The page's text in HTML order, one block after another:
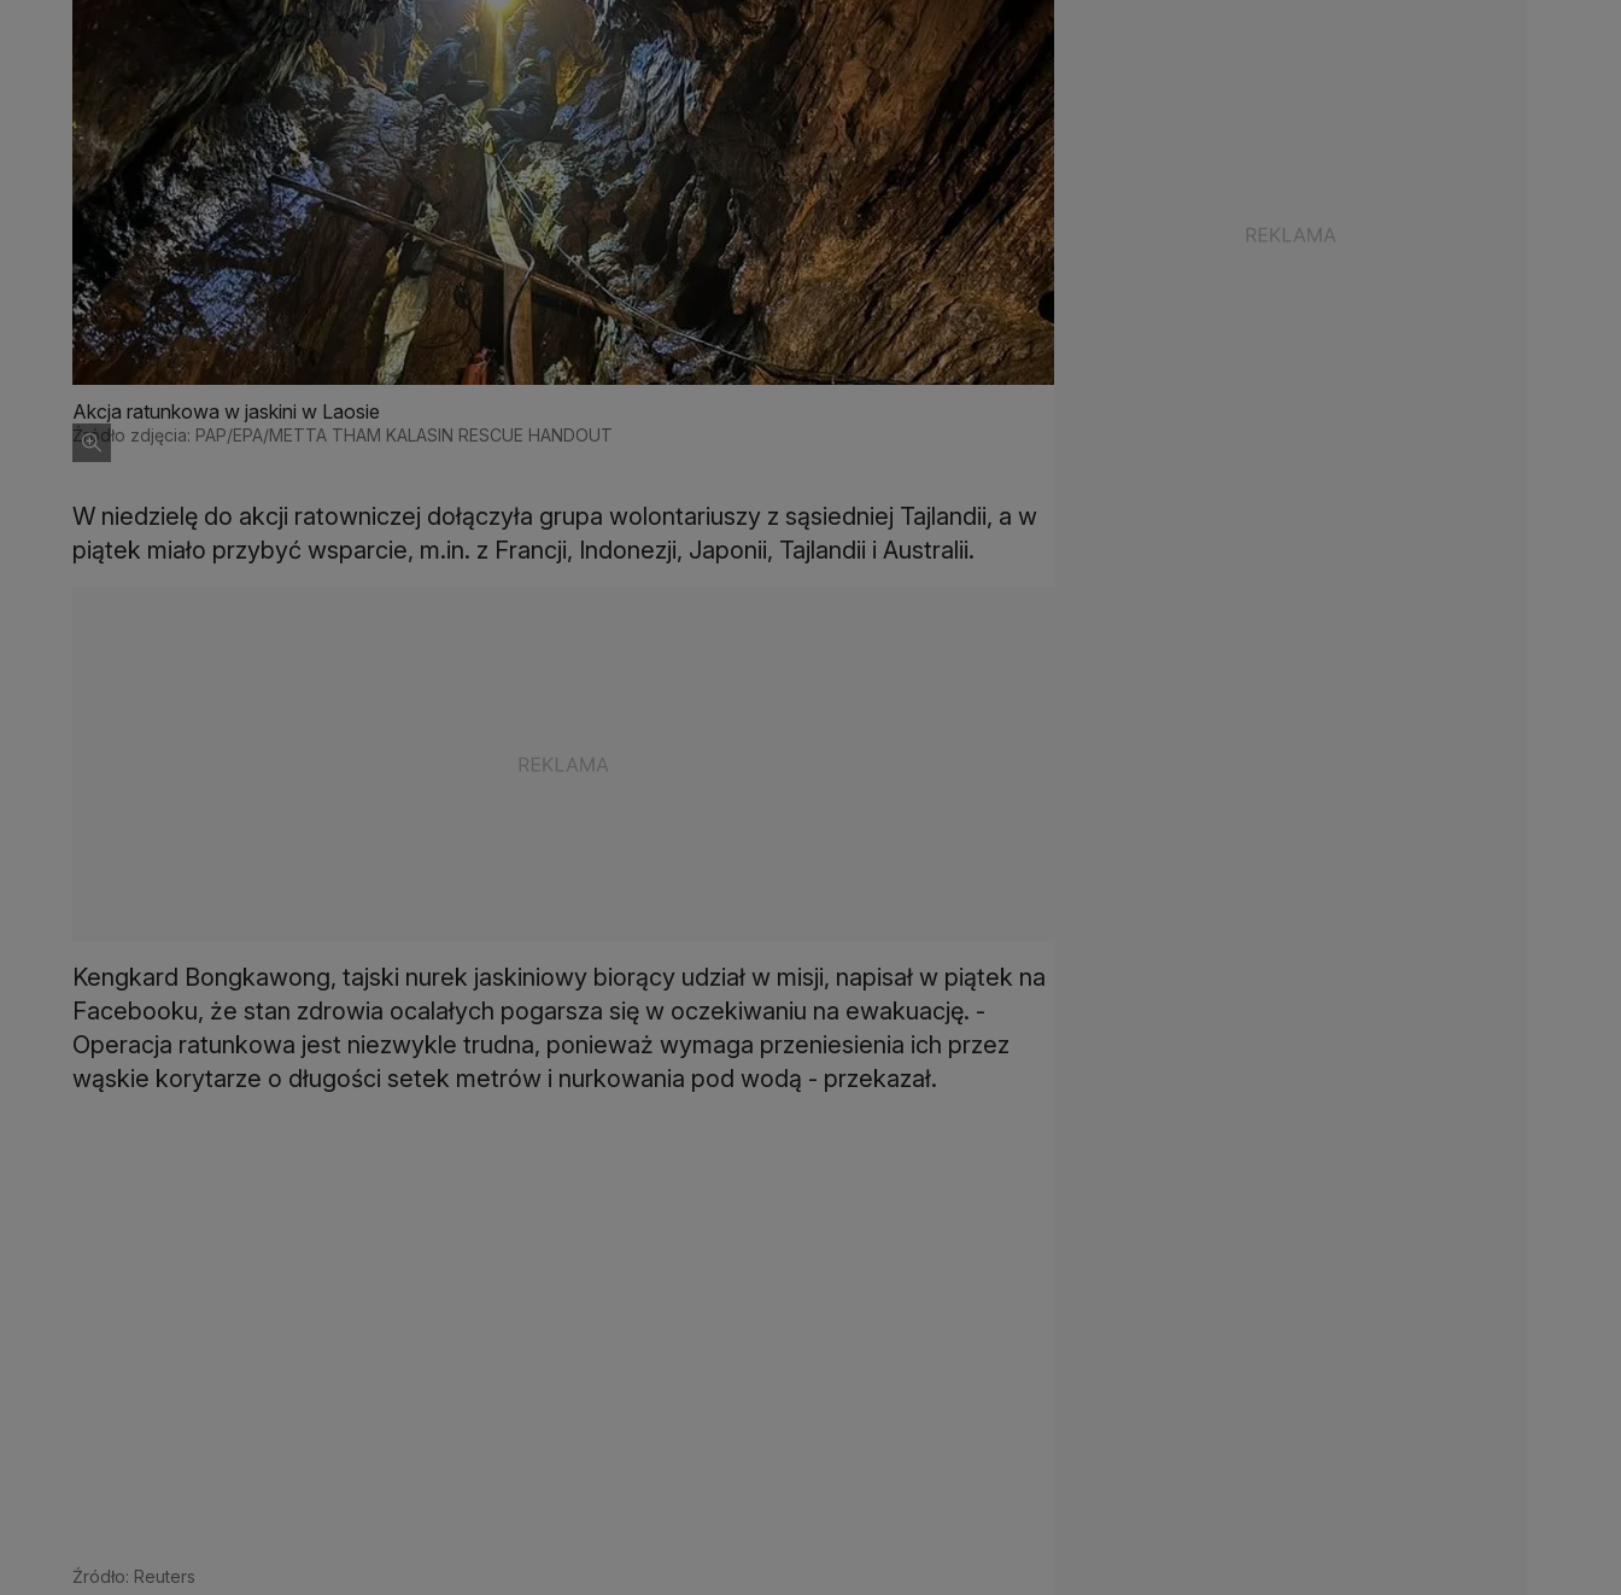
Akcja ratunkowa w jaskini w Laosie
Źródło zdjęcia: PAP/EPA/METTA THAM KALASIN RESCUE HANDOUT
W niedzielę do akcji ratowniczej dołączyła grupa wolontariuszy z sąsiedniej Tajlandii, a w
piątek miało przybyć wsparcie, m.in. z Francji, Indonezji, Japonii, Tajlandii i Australii.
Kengkard Bongkawong, tajski nurek jaskiniowy biorący udział w misji, napisał w piątek na
Facebooku, że stan zdrowia ocalałych pogarsza się w oczekiwaniu na ewakuację. -
Operacja ratunkowa jest niezwykle trudna, ponieważ wymaga przeniesienia ich przez
wąskie korytarze o długości setek metrów i nurkowania pod wodą - przekazał.
Źródło: Reuters